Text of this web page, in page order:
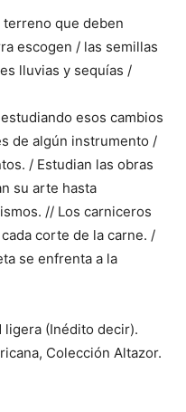
que deben
escogen / las semillas
lluvias y sequías /
esos cambios
de algún instrumento /
/ Estudian las obras
su arte hasta
// Los carniceros
corte de la carne. /
se enfrenta a la
ligera (Inédito decir).
Colección Altazor.